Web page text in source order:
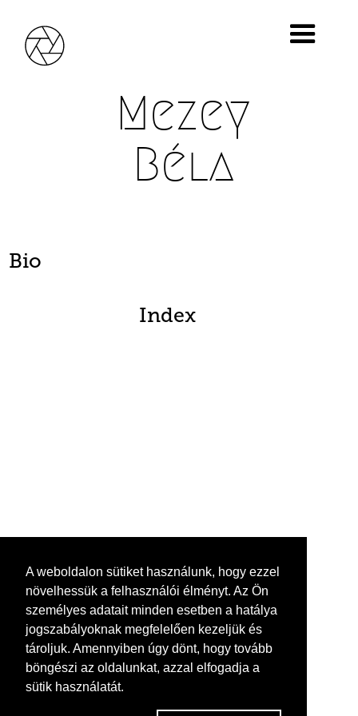
A weboldalon sütiket használunk, hogy ezzel
növelhessük a felhasználói élményt. Az Ön
személyes adatait minden esetben a hatálya
jogszabályoknak megfelelően kezeljük és
tároljuk. Amennyiben úgy dönt, hogy tovább
böngészi az oldalunkat, azzal elfogadja a
sütik használatát.
Mezey
Béla
Bio
Index